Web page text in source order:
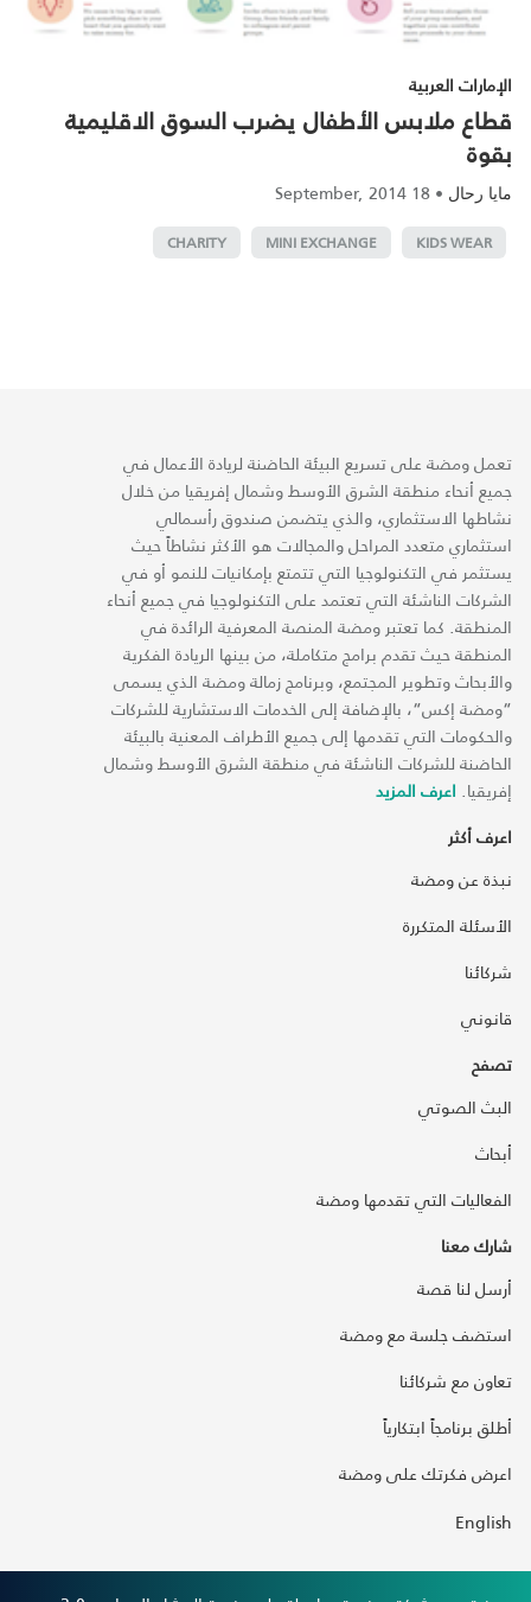
الإمارات العربية
قطاع ملابس الأطفال يضرب السوق الاقليمية
بقوة
مايا رحال •
18 September, 2014
KIDS WEAR
MINI EXCHANGE
CHARITY
تعمل ومضة على تسريع البيئة الحاضنة لريادة الأعمال في
جميع أنحاء منطقة الشرق الأوسط وشمال إفريقيا من خلال
نشاطها الاستثماري، والذي يتضمن صندوق رأسمالي
استثماري متعدد المراحل والمجالات هو الأكثر نشاطاً حيث
يستثمر في التكنولوجيا التي تتمتع بإمكانيات للنمو أو في
الشركات الناشئة التي تعتمد على التكنولوجيا في جميع أنحاء
المنطقة. كما تعتبر ومضة المنصة المعرفية الرائدة في
المنطقة حيث تقدم برامج متكاملة، من بينها الريادة الفكرية
والأبحاث وتطوير المجتمع، وبرنامج زمالة ومضة الذي يسمى
“ومضة إكس“، بالإضافة إلى الخدمات الاستشارية للشركات
والحكومات التي تقدمها إلى جميع الأطراف المعنية بالبيئة
الحاضنة للشركات الناشئة في منطقة الشرق الأوسط وشمال
إفريقيا. اعرف المزيد
اعرف أكثر
نبذة عن ومضة
الأسئلة المتكررة
شركائنا
قانوني
تصفح
البث الصوتي
أبحاث
الفعاليات التي تقدمها ومضة
شارك معنا
أرسل لنا قصة
استضف جلسة مع ومضة
تعاون مع شركائنا
أطلق برنامجاً ابتكارياً
اعرض فكرتك على ومضة
English